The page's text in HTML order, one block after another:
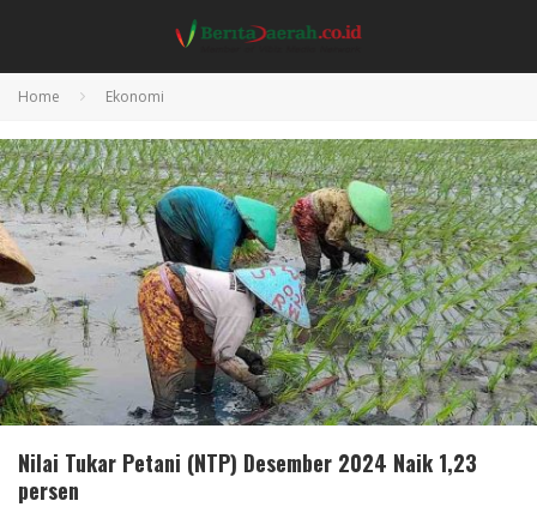
Home Ekonomi
Nilai Tukar Petani (NTP) Desember 2024 Naik 1,23
persen